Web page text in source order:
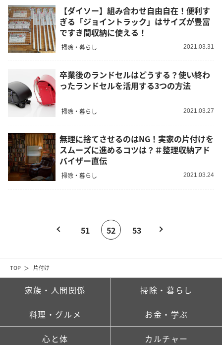
TOP 片付け
【ダイソー】組み合わせ自由自在！便利す
ぎる「ジョイントラック」はサイズが豊富
ですき間収納に使える！
掃除・暮らし 2021.03.31
卒業後のランドセルはどうする？使い終わ
ったランドセルを活用する3つの方法
掃除・暮らし 2021.03.27
無理に捨てさせるのはNG！実家の片付けを
スムーズに進めるコツは？＃整理収納アド
バイザー直伝
掃除・暮らし 2021.03.24
51 52 53
家族・人間関係 掃除・暮らし
料理・グルメ お金・学ぶ
心と体 カルチャー